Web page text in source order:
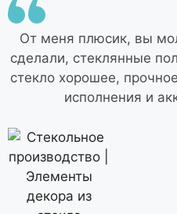
От меня плюсик, вы
сделали, стеклянные
стекло хорошее,
исполнения и